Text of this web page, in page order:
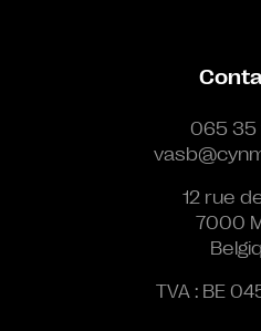
065 35
12 rue
7000
TVA : BE